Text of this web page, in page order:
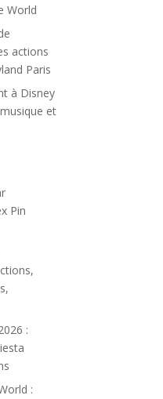
World
actions
Paris
à Disney
et
Pin
:
: